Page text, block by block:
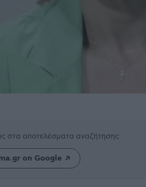
στα αποτελέσματα αναζήτησης
on Google